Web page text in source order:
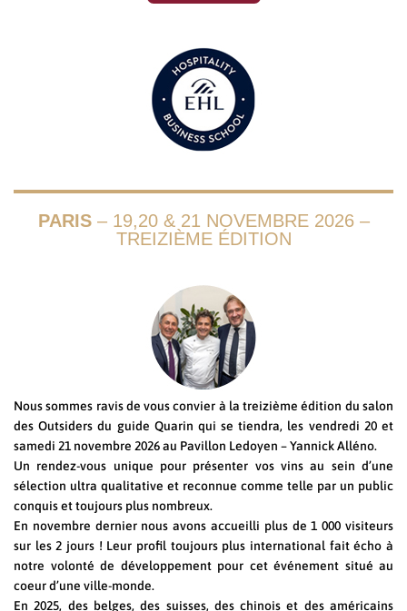
PARIS – 19,20 & 21 NOVEMBRE 2026 –
TREIZIÈME ÉDITION
Nous sommes ravis de vous convier à la treizième édition du salon
des Outsiders du guide Quarin qui se tiendra, les vendredi 20 et
samedi 21 novembre 2026 au Pavillon Ledoyen – Yannick Alléno.
Un rendez-vous unique pour présenter vos vins au sein d’une
sélection ultra qualitative et reconnue comme telle par un public
conquis et toujours plus nombreux.
En novembre dernier nous avons accueilli plus de 1 000 visiteurs
sur les 2 jours ! Leur profil toujours plus international fait écho à
notre volonté de développement pour cet événement situé au
coeur d’une ville-monde.
En 2025, des belges, des suisses, des chinois et des américains